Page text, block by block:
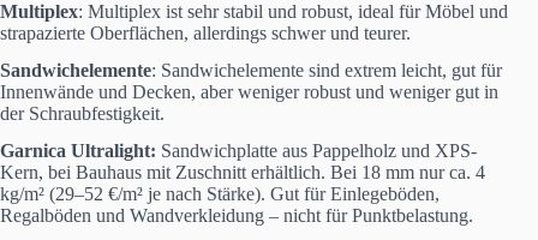
Multiplex: Multiplex ist sehr stabil und robust, ideal für Möbel und
strapazierte Oberflächen, allerdings schwer und teurer.
Sandwichelemente: Sandwichelemente sind extrem leicht, gut für
Innenwände und Decken, aber weniger robust und weniger gut in
der Schraubfestigkeit.
Garnica Ultralight: Sandwichplatte aus Pappelholz und XPS-
Kern, bei Bauhaus mit Zuschnitt erhältlich. Bei 18 mm nur ca. 4
kg/m² (29–52 €/m² je nach Stärke). Gut für Einlegeböden,
Regalböden und Wandverkleidung – nicht für Punktbelastung.